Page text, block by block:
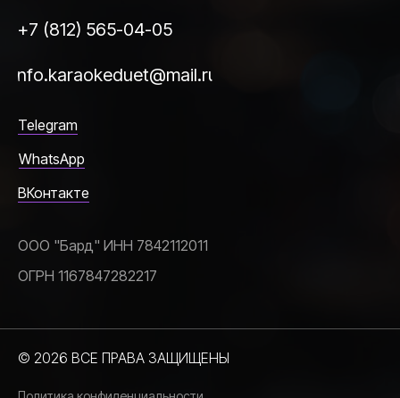
ООО "Бард" ИНН 7842112011
ОГРН 1167847282217
Telegram
WhatsApp
ВКонтакте
© 2026 ВСЕ ПРАВА ЗАЩИЩЕНЫ
+7 (812) 565-04-05
info.karaokeduet@mail.ru